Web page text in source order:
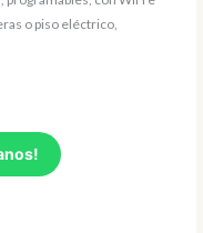
o piso eléctrico,